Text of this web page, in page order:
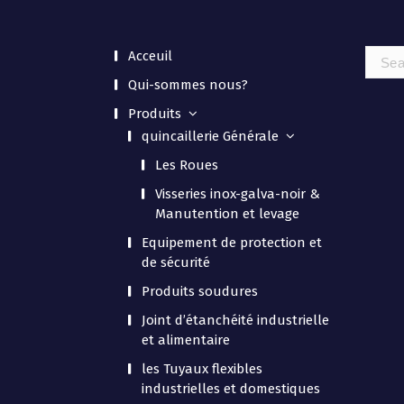
Acceuil
Qui-sommes nous?
Produits
quincaillerie Générale
Les Roues
Visseries inox-galva-noir &
Manutention et levage
Equipement de protection et
de sécurité
Produits soudures
Joint d’étanchéité industrielle
et alimentaire
les Tuyaux flexibles
industrielles et domestiques